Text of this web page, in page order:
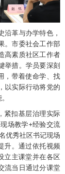
沿革与办学特色，
。市委社会工作部
高素质社区工作者
举措。学员要深刻
，带着使命学、找
以实际行动将党的
紧扣基层治理实际
场教学+经验交流
优秀社区书记现场
升。通过依托视频
立主课堂并在各区
流当日通过分课堂